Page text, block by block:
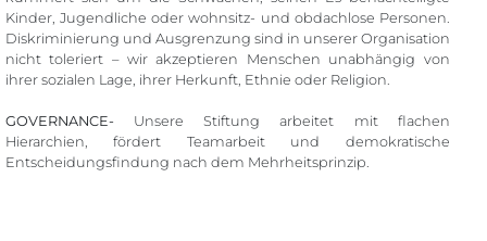
Kinder, Jugendliche oder wohnsitz- und obdachlose Personen.
Diskriminierung und Ausgrenzung sind in unserer Organisation
nicht toleriert – wir akzeptieren Menschen unabhängig von
ihrer sozialen Lage, ihrer Herkunft, Ethnie oder Religion.
GOVERNANCE- Unsere Stiftung arbeitet mit flachen
Hierarchien, fördert Teamarbeit und demokratische
Entscheidungsfindung nach dem Mehrheitsprinzip.